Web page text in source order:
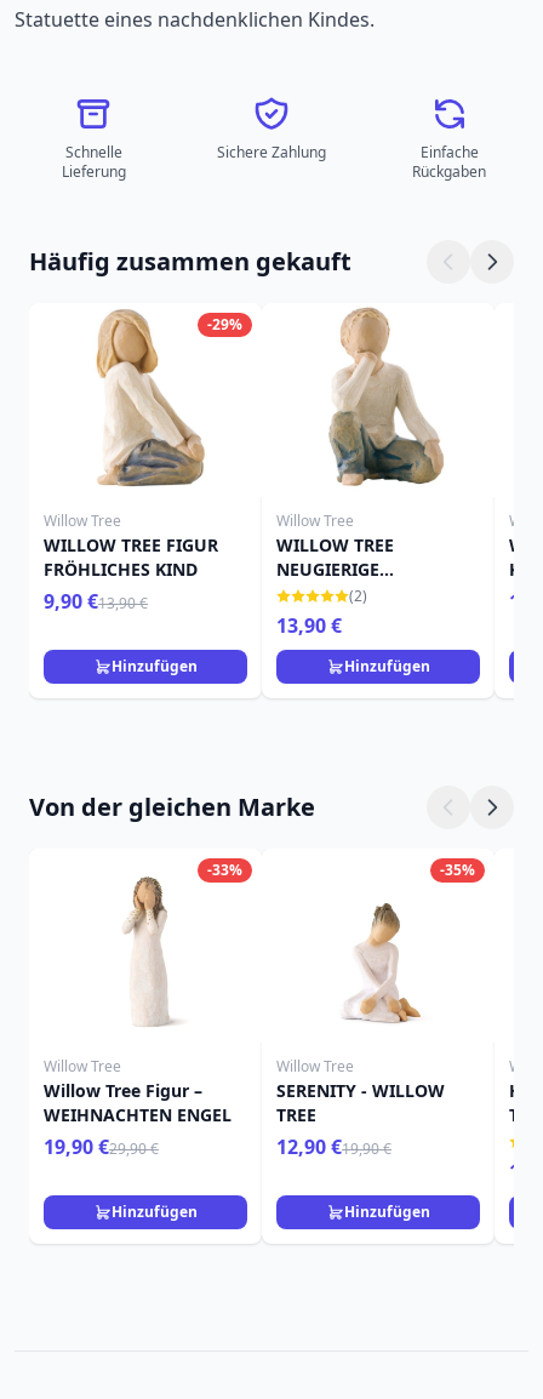
Statuette eines nachdenklichen Kindes.
Schnelle
Lieferung
Sichere Zahlung
Einfache
Rückgaben
Häufig zusammen gekauft
-29%
Willow Tree
WILLOW TREE FIGUR
FRÖHLICHES KIND
9,90 €13,90 €
Hinzufügen
Willow Tree
WILLOW TREE
NEUGIERIGE
KINDERFIGUR
(2)
13,90 €
Hinzufügen
Von der gleichen Marke
-33%
Willow Tree
Willow Tree Figur –
WEIHNACHTEN ENGEL
19,90 €29,90 €
Hinzufügen
-35%
Willow Tree
SERENITY - WILLOW
TREE
12,90 €19,90 €
Hinzufügen